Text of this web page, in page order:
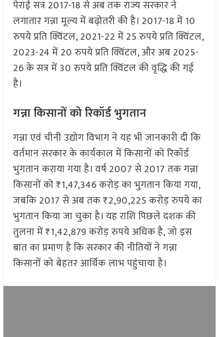
पेराई सत्र 2017-18 से अब तक राज्य सरकार ने
लगातार गन्ना मूल्य में बढ़ोतरी की है। 2017-18 में 10
रुपये प्रति क्विंटल, 2021-22 में 25 रुपये प्रति क्विंटल,
2023-24 में 20 रुपये प्रति क्विंटल, और अब 2025-
26 के सत्र में 30 रुपये प्रति क्विंटल की वृद्धि की गई
है।
गन्ना किसानों को रिकॉर्ड भुगतान
गन्ना एवं चीनी उद्योग विभाग ने यह भी जानकारी दी कि
वर्तमान सरकार के कार्यकाल में किसानों को रिकॉर्ड
भुगतान कराया गया है। वर्ष 2007 से 2017 तक गन्ना
किसानों को ₹1,47,346 करोड़ का भुगतान किया गया,
जबकि 2017 से अब तक ₹2,90,225 करोड़ रुपये का
भुगतान किया जा चुका है। यह राशि पिछले दशक की
तुलना में ₹1,42,879 करोड़ रुपये अधिक है, जो इस
बात का प्रमाण है कि सरकार की नीतियों ने गन्ना
किसानों को बेहतर आर्थिक लाभ पहुंचाया है।